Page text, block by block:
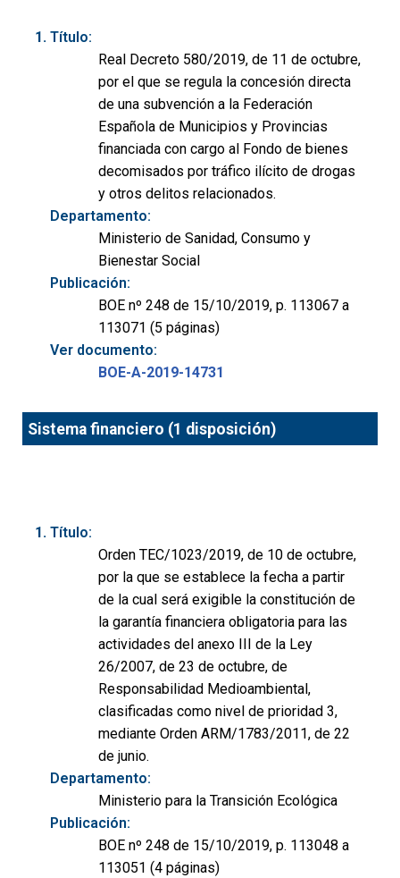
Título:
Real Decreto 580/2019, de 11 de octubre,
por el que se regula la concesión directa
de una subvención a la Federación
Española de Municipios y Provincias
financiada con cargo al Fondo de bienes
decomisados por tráfico ilícito de drogas
y otros delitos relacionados.
Departamento:
Ministerio de Sanidad, Consumo y
Bienestar Social
Publicación:
BOE nº 248 de 15/10/2019, p. 113067 a
113071 (5 páginas)
Ver documento:
BOE-A-2019-14731
Sistema financiero (1 disposición)
Título:
Orden TEC/1023/2019, de 10 de octubre,
por la que se establece la fecha a partir
de la cual será exigible la constitución de
la garantía financiera obligatoria para las
actividades del anexo III de la Ley
26/2007, de 23 de octubre, de
Responsabilidad Medioambiental,
clasificadas como nivel de prioridad 3,
mediante Orden ARM/1783/2011, de 22
de junio.
Departamento:
Ministerio para la Transición Ecológica
Publicación:
BOE nº 248 de 15/10/2019, p. 113048 a
113051 (4 páginas)